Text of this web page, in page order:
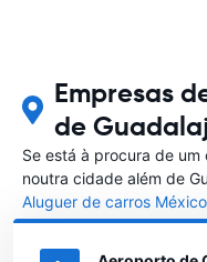
Empresas
de
Se está à procura de
noutra cidade além de
Aluguer de carros México
cidade em México que